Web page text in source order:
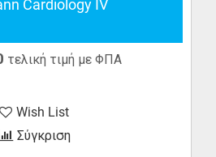
Cardiology IV
τελική τιμή με ΦΠΑ
Wish List
Σύγκριση